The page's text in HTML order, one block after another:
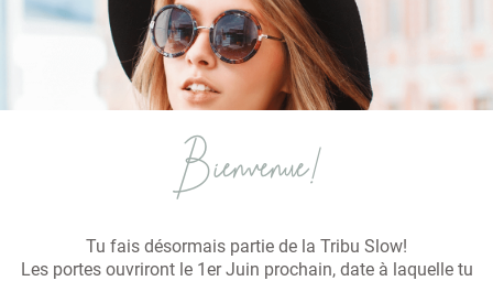
Bienvenue!
Tu fais désormais partie de la Tribu Slow!
Les portes ouvriront le 1er Juin prochain, date à laquelle tu